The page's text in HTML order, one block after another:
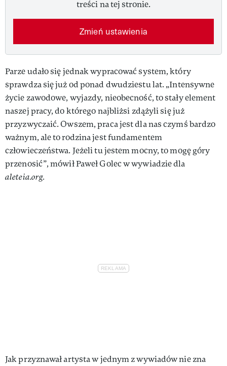
treści na tej stronie.
Zmień ustawienia
Parze udało się jednak wypracować system, który
sprawdza się już od ponad dwudziestu lat. „Intensywne
życie zawodowe, wyjazdy, nieobecność, to stały element
naszej pracy, do którego najbliżsi zdążyli się już
przyzwyczaić. Owszem, praca jest dla nas czymś bardzo
ważnym, ale to rodzina jest fundamentem
człowieczeństwa. Jeżeli tu jestem mocny, to mogę góry
przenosić”, mówił Paweł Golec w wywiadzie dla
aleteia.org.
Jak przyznawał artysta w jednym z wywiadów nie zna